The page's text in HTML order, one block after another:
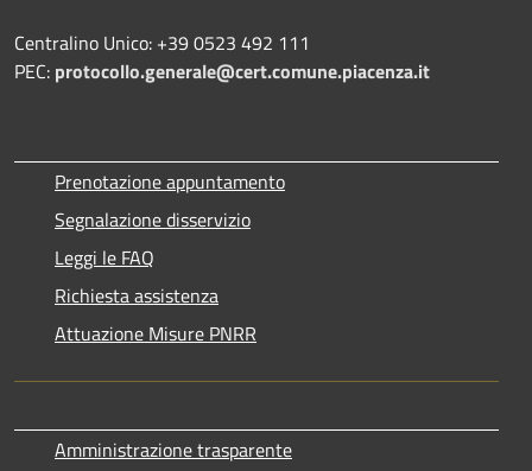
Centralino Unico: +39 0523 492 111
PEC: protocollo.generale@cert.comune.piacenza.it
Prenotazione appuntamento
Segnalazione disservizio
Leggi le FAQ
Richiesta assistenza
Attuazione Misure PNRR
Amministrazione trasparente